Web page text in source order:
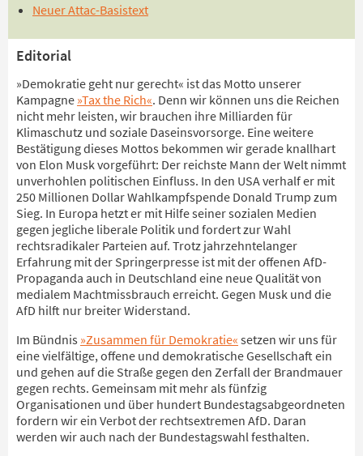
Neuer Attac-Basistext
Editorial
»Demokratie geht nur gerecht« ist das Motto unserer
Kampagne »Tax the Rich«. Denn wir können uns die Reichen
nicht mehr leisten, wir brauchen ihre Milliarden für
Klimaschutz und soziale Daseinsvorsorge. Eine weitere
Bestätigung dieses Mottos bekommen wir gerade knallhart
von Elon Musk vorgeführt: Der reichste Mann der Welt nimmt
unverhohlen politischen Einfluss. In den USA verhalf er mit
250 Millionen Dollar Wahlkampfspende Donald Trump zum
Sieg. In Europa hetzt er mit Hilfe seiner sozialen Medien
gegen jegliche liberale Politik und fordert zur Wahl
rechtsradikaler Parteien auf. Trotz jahrzehntelanger
Erfahrung mit der Springerpresse ist mit der offenen AfD-
Propaganda auch in Deutschland eine neue Qualität von
medialem Machtmissbrauch erreicht. Gegen Musk und die
AfD hilft nur breiter Widerstand.
Im Bündnis »Zusammen für Demokratie« setzen wir uns für
eine vielfältige, offene und demokratische Gesellschaft ein
und gehen auf die Straße gegen den Zerfall der Brandmauer
gegen rechts. Gemeinsam mit mehr als fünfzig
Organisationen und über hundert Bundestagsabgeordneten
fordern wir ein Verbot der rechtsextremen AfD. Daran
werden wir auch nach der Bundestagswahl festhalten.